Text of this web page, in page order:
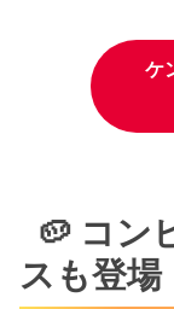
ケ
🥔 コン
スも登場